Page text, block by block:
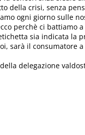
della crisi, senza
ogni giorno sulle
perchè ci battiamo
sia indicata la
sarà il consumatore
delegazione